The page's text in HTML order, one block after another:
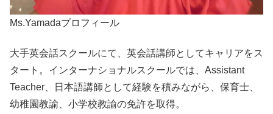
Ms.Yamadaプロフィール
大手英会話スクールにて、英会話講師としてキャリアをス
タート。インターナショナルスクールでは、Assistant
Teacher、日本語講師として経験を積みながら、保育士、
幼稚園教諭、小学校教諭の免許を取得。